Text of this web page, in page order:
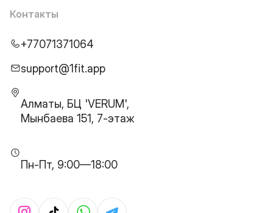
Контакты
+77071371064
support@1fit.app
Алматы, БЦ 'VERUM',
Мынбаева 151, 7-этаж
Пн-Пт, 9:00—18:00